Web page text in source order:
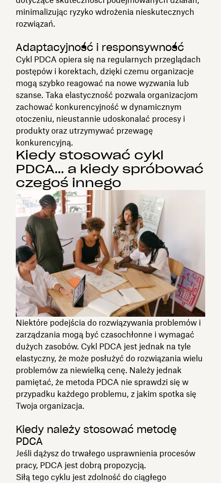
minimalizując ryzyko wdrożenia nieskutecznych
rozwiązań.
Adaptacyjność i responsywność
Cykl PDCA opiera się na regularnych przeglądach
postępów i korektach, dzięki czemu organizacje
mogą szybko reagować na nowe wyzwania lub
szanse. Taka elastyczność pozwala organizacjom
zachować konkurencyjność w dynamicznym
otoczeniu, nieustannie udoskonalać procesy i
produkty oraz utrzymywać przewagę
konkurencyjną.
Kiedy stosować cykl
PDCA… a kiedy spróbować
czegoś innego
Niektóre podejścia do rozwiązywania problemów i
zarządzania mogą być czasochłonne i wymagać
dużych zasobów. Cykl PDCA jest jednak na tyle
elastyczny, że może posłużyć do rozwiązania wielu
problemów za niewielką cenę. Należy jednak
pamiętać, że metoda PDCA nie sprawdzi się w
przypadku każdego problemu, z jakim spotka się
Twoja organizacja.
Kiedy należy stosować metodę
PDCA
Jeśli dążysz do trwałego usprawnienia procesów
pracy, PDCA jest dobrą propozycją.
Siłą tego cyklu jest zdolność do ciągłego